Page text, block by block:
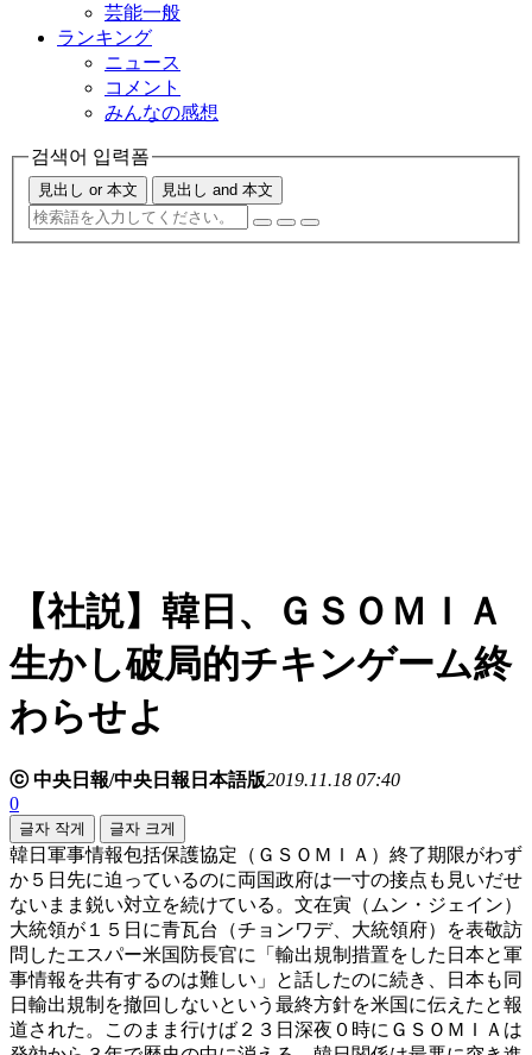
芸能一般
ランキング
ニュース
コメント
みんなの感想
검색어 입력폼
見出し or 本文 見出し and 本文
【社説】韓日、ＧＳＯＭＩＡ
生かし破局的チキンゲーム終
わらせよ
ⓒ 中央日報/中央日報日本語版2019.11.18 07:40
0
글자 작게 글자 크게
韓日軍事情報包括保護協定（ＧＳＯＭＩＡ）終了期限がわず
か５日先に迫っているのに両国政府は一寸の接点も見いだせ
ないまま鋭い対立を続けている。文在寅（ムン・ジェイン）
大統領が１５日に青瓦台（チョンワデ、大統領府）を表敬訪
問したエスパー米国防長官に「輸出規制措置をした日本と軍
事情報を共有するのは難しい」と話したのに続き、日本も同
日輸出規制を撤回しないという最終方針を米国に伝えたと報
道された。このまま行けば２３日深夜０時にＧＳＯＭＩＡは